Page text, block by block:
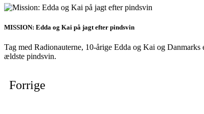
MISSION: Edda og Kai på jagt efter pindsvin
Tag med Radionauterne, 10-årige Edda og Kai og
ældste pindsvin.
Forrige